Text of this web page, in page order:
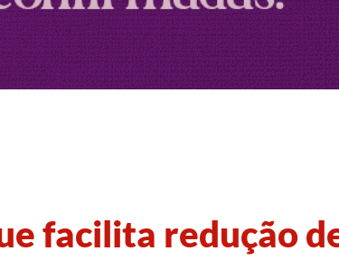
facilita redução